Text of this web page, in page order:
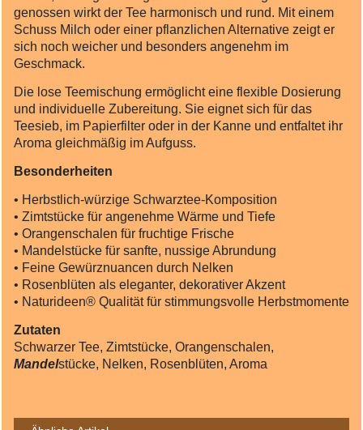
genossen wirkt der Tee harmonisch und rund. Mit einem
Schuss Milch oder einer pflanzlichen Alternative zeigt er
sich noch weicher und besonders angenehm im
Geschmack.
Die lose Teemischung ermöglicht eine flexible Dosierung
und individuelle Zubereitung. Sie eignet sich für das
Teesieb, im Papierfilter oder in der Kanne und entfaltet ihr
Aroma gleichmäßig im Aufguss.
Besonderheiten
• Herbstlich‑würzige Schwarztee‑Komposition
• Zimtstücke für angenehme Wärme und Tiefe
• Orangenschalen für fruchtige Frische
• Mandelstücke für sanfte, nussige Abrundung
• Feine Gewürznuancen durch Nelken
• Rosenblüten als eleganter, dekorativer Akzent
• Naturideen® Qualität für stimmungsvolle Herbstmomente
Zutaten
Schwarzer Tee, Zimtstücke, Orangenschalen,
Mandelstücke, Nelken, Rosenblüten, Aroma